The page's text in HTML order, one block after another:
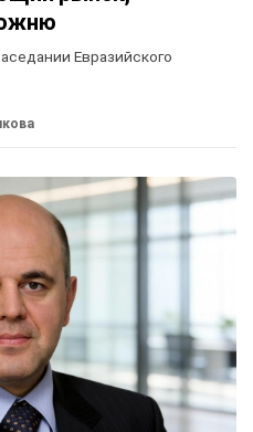
Евразийского